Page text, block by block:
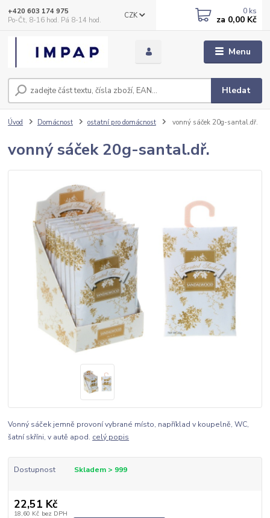
Menu
CZK
Hledat
+420 603 174 975
Po-Čt, 8-16 hod. Pá 8-14 hod.
0 ks
za 0,00 Kč
Úvod Domácnost ostatní pro domácnost vonný sáček 20g-santal.dř.
vonný sáček 20g-santal.dř.
Vonný sáček jemně provoní vybrané místo, například v koupelně, WC,
šatní skříni, v autě apod. celý popis
Dostupnost Skladem > 999
22,51 Kč
18,60 Kč bez DPH